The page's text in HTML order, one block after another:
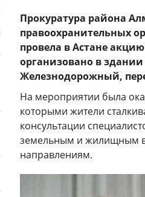
Прокуратура района
правоохранительных
провела в Астане
организовано в
Железнодорожный,
На мероприятии была
которыми жители
консультации
земельным и жилищным
направлениям.